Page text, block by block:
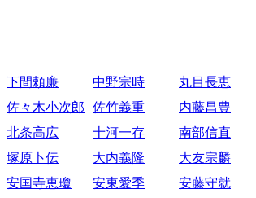
下間頼廉 中野宗時 丸目長恵
佐々木小次郎 佐竹義重 内藤昌豊
北条高広 十河一存 南部信直
塚原卜伝 大内義隆 大友宗麟
安国寺恵瓊 安東愛季 安藤守就